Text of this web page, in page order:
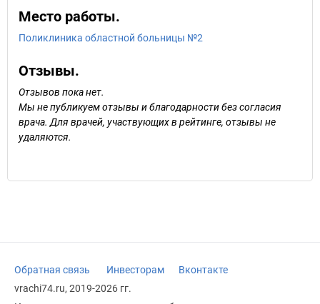
Место работы.
Поликлиника областной больницы №2
Отзывы.
Отзывов пока нет.
Мы не публикуем отзывы и благодарности без согласия
врача. Для врачей, участвующих в рейтинге, отзывы не
удаляются.
Обратная связь Инвесторам
Вконтакте
vrachi74.ru, 2019-2026 гг.